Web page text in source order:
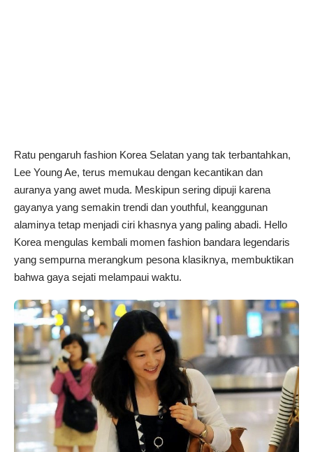
Ratu pengaruh fashion Korea Selatan yang tak terbantahkan,
Lee Young Ae, terus memukau dengan kecantikan dan
auranya yang awet muda. Meskipun sering dipuji karena
gayanya yang semakin trendi dan youthful, keanggunan
alaminya tetap menjadi ciri khasnya yang paling abadi. Hello
Korea mengulas kembali momen fashion bandara legendaris
yang sempurna merangkum pesona klasiknya, membuktikan
bahwa gaya sejati melampaui waktu.